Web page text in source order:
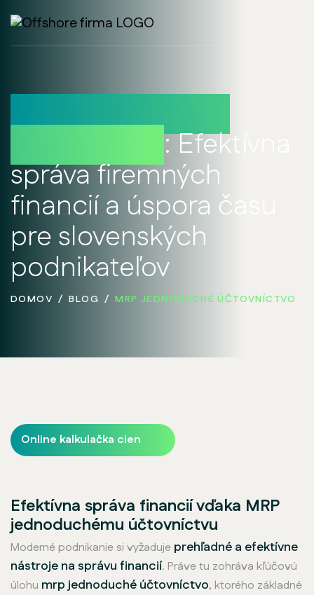
MRP jednoduché
: Efektívna
správa firemných
financií a úspora času
pre slovenských
podnikateľov
DOMOV BLOG MRP JEDNODUCHÉ ÚČTOVNÍCTVO
Online kalkulačka cien
Efektívna správa financií vďaka MRP
jednoduchému účtovníctvu
Moderné podnikanie si vyžaduje prehľadné a efektívne
nástroje na správu financií. Práve tu zohráva kľúčovú
úlohu mrp jednoduché účtovníctvo, ktorého základné